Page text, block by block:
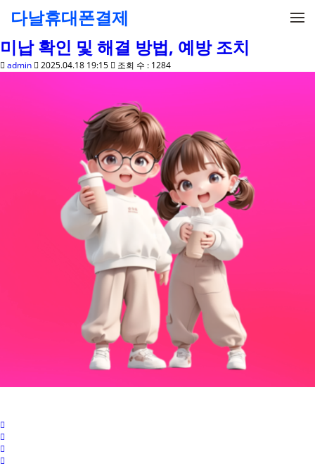
다날휴대폰결제
미납 확인 및 해결 방법, 예방 조치
admin 2025.04.18 19:15 조회 수 : 1284